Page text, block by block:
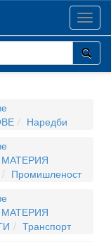
Наредби
Промишленост
Транспорт